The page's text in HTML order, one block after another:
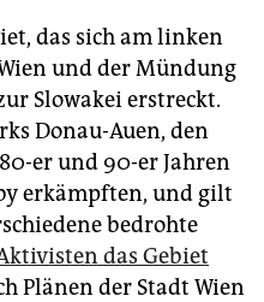
das sich am linken
und der Mündung
Slowakei erstreckt.
Donau-Auen, den
er und 90-er Jahren
erkämpften, und gilt
bedrohte
das Gebiet
Plänen der Stadt Wien